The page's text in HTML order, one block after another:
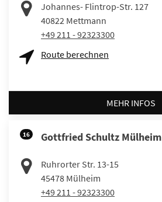
Johannes- Flintrop-Str. 127
40822 Mettmann
+49 211 - 92323300
Route berechnen
MEHR INFOS
16 Gottfried Schultz Mülheim
Ruhrorter Str. 13-15
45478 Mülheim
+49 211 - 92323300